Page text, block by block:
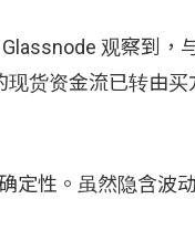
观察到
现货资金流已转由
定性。虽然隐含波